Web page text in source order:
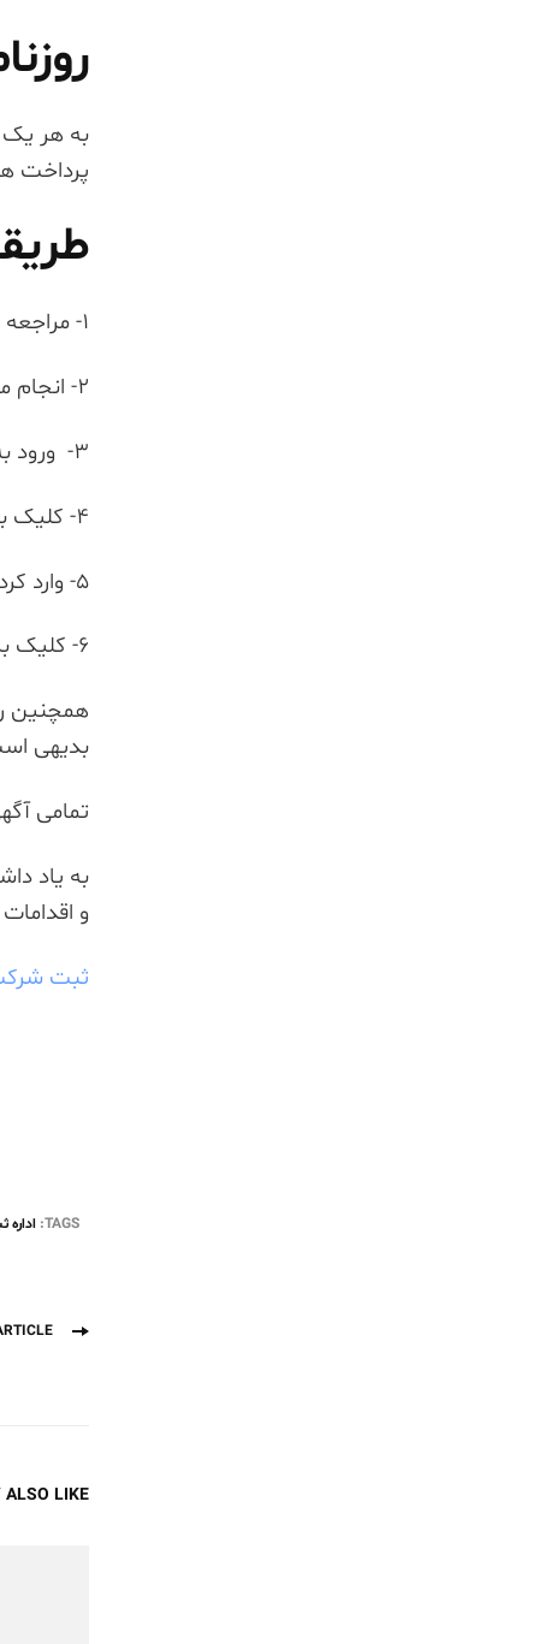
به هر یک
پرداخت
1- مراجعه نمودن به سامانه روزنامه رسمی کشور
2- انجام مراحل ثبت نام و دریافت نام کاربری و کلمه عبور
3- ورود به سایت با نام کاربری و کلمه عبور
4- کلیک بر روی گزینه پرداخت هزینه آگهی در صفحه شخصی
5- وارد کردن شماره مکانیزه 18 رقمی آگهی خود
6- کلیک بر روی قسمت مشاهده آگهی و سپس پرداخت هزینه آگهی
همچنین
بدیهی
تمامی
به یاد
و
ثبت
TAGS:
Post
LIKE...